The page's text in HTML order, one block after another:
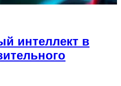
интеллект в